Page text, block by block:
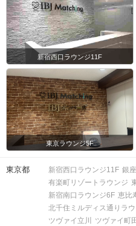
新宿西口ラウンジ11F
東京ラウンジ5F
東京都 新宿西口ラウンジ11F 銀
有楽町リゾートラウンジ
新宿南口ラウンジ6F 恵比
北千住ミルディス通りラ
ツヴァイ立川
ツヴァイ町田